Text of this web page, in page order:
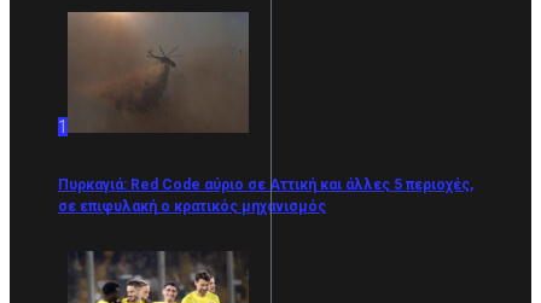
1
Πυρκαγιά: Red Code αύριο σε Αττική και άλλες 5 περιοχές,
σε επιφυλακή ο κρατικός μηχανισμός